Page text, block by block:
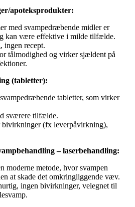
apoteksprodukter:
med svampedræbende midler er
kan være effektive i milde tilfælde.
ingen recept.
tålmodighed og virker sjældent på
(tabletter):
tabletter, som virker
sværere tilfælde.
(fx leverpåvirkning),
– laserbehandling:
moderne metode, hvor svampen
at skade det omkringliggende væv.
ingen bivirkninger, velegnet til